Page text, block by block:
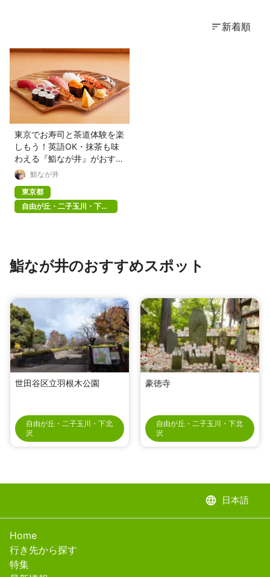
新着順
東京でお寿司と茶道体験を楽
しもう！英語OK・抹茶も味
わえる『鮨なが井』がおすす
め
鮨なが井
東京都
自由が丘・二子玉川・下北
沢
鮨なが井のおすすめスポット
世田谷区立羽根木公園
自由が丘・二子玉川・下北
沢
豪徳寺
自由が丘・二子玉川・下北
沢
language 日本語
Home
行き先から探す
特集